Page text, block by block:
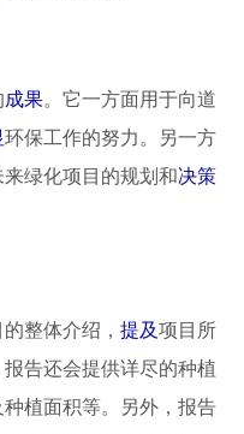
成果。它一方面用于向道
环保工作的努力。另一方
绿化项目的规划和决策
整体介绍， 提及项目所
告还会提供详尽的种植
植面积等。另外，报告